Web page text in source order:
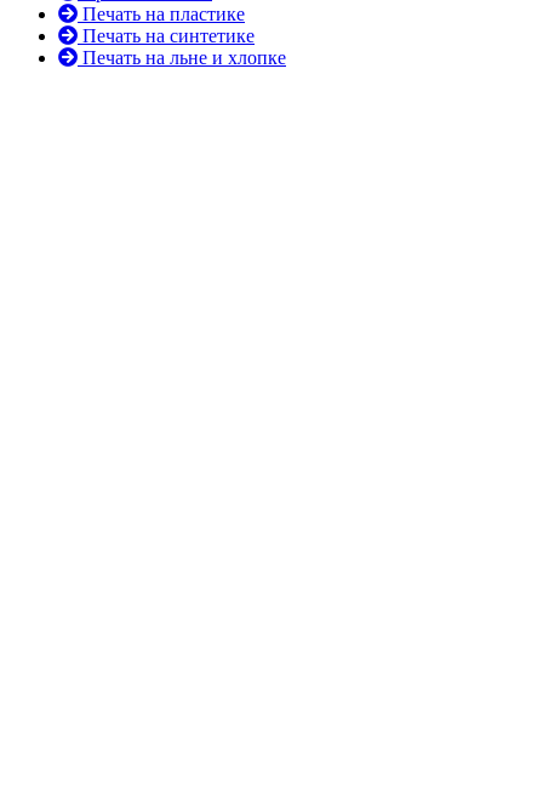
Печать на пластике
Печать на синтетике
Печать на льне и хлопке